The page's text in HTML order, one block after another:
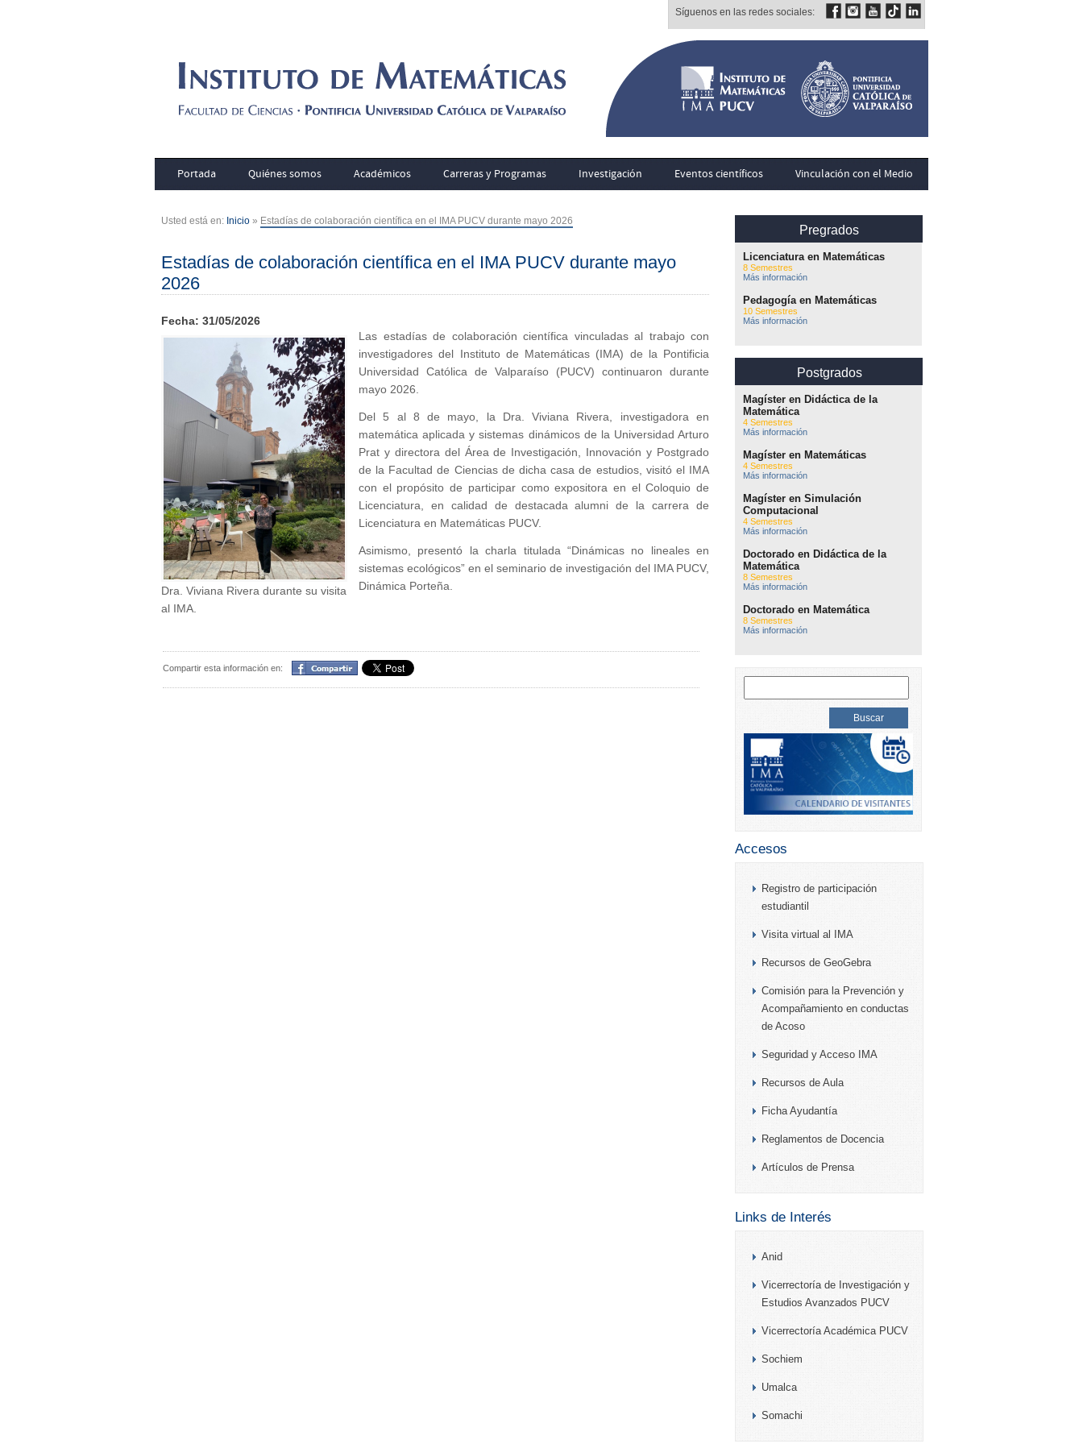
Síguenos en las redes sociales:
Portada Quiénes somos Académicos Carreras y Programas Investigación Eventos científicos Vinculación con el Medio
Usted está en: Inicio » Estadías de colaboración científica en el IMA PUCV durante mayo 2026
Estadías de colaboración científica en el IMA PUCV durante mayo
2026
Fecha: 31/05/2026
Dra. Viviana Rivera durante su visita
al IMA.
Las estadías de colaboración científica vinculadas al trabajo con
investigadores del Instituto de Matemáticas (IMA) de la Pontificia
Universidad Católica de Valparaíso (PUCV) continuaron durante
mayo 2026.
Del 5 al 8 de mayo, la Dra. Viviana Rivera, investigadora en
matemática aplicada y sistemas dinámicos de la Universidad Arturo
Prat y directora del Área de Investigación, Innovación y Postgrado
de la Facultad de Ciencias de dicha casa de estudios, visitó el IMA
con el propósito de participar como expositora en el Coloquio de
Licenciatura, en calidad de destacada alumni de la carrera de
Licenciatura en Matemáticas PUCV.
Asimismo, presentó la charla titulada “Dinámicas no lineales en
sistemas ecológicos” en el seminario de investigación del IMA PUCV,
Dinámica Porteña.
Compartir esta información en: Compartir
Pregrados
Licenciatura en Matemáticas
8 Semestres
Más información
Pedagogía en Matemáticas
10 Semestres
Más información
Postgrados
Magíster en Didáctica de la
Matemática
4 Semestres
Más información
Magíster en Matemáticas
4 Semestres
Más información
Magíster en Simulación
Computacional
4 Semestres
Más información
Doctorado en Didáctica de la
Matemática
8 Semestres
Más información
Doctorado en Matemática
8 Semestres
Más información
Accesos
Registro de participación
estudiantil
Visita virtual al IMA
Recursos de GeoGebra
Comisión para la Prevención y
Acompañamiento en conductas
de Acoso
Seguridad y Acceso IMA
Recursos de Aula
Ficha Ayudantía
Reglamentos de Docencia
Artículos de Prensa
Links de Interés
Anid
Vicerrectoría de Investigación y
Estudios Avanzados PUCV
Vicerrectoría Académica PUCV
Sochiem
Umalca
Somachi